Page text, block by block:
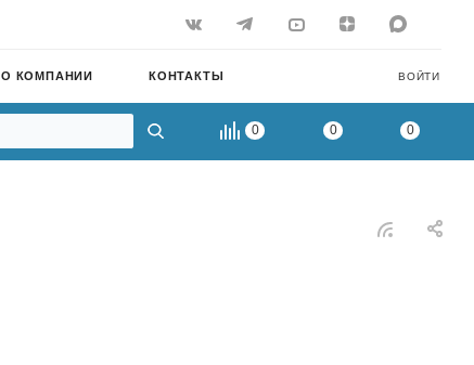
ВОЙТИ
О КОМПАНИИ КОНТАКТЫ
0 0 0